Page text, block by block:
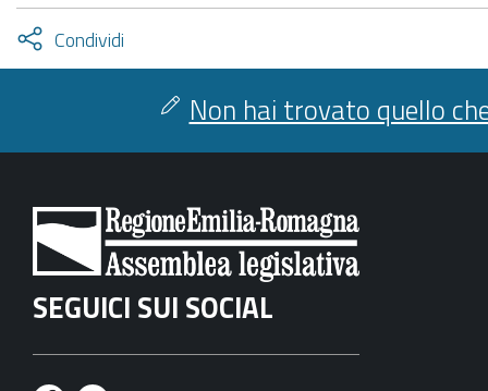
Condividi
facebook
twitter
Attiva
condividi
Non hai trovato quello
SEGUICI SUI SOCIAL